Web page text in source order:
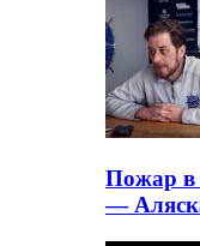
Пожар в
—